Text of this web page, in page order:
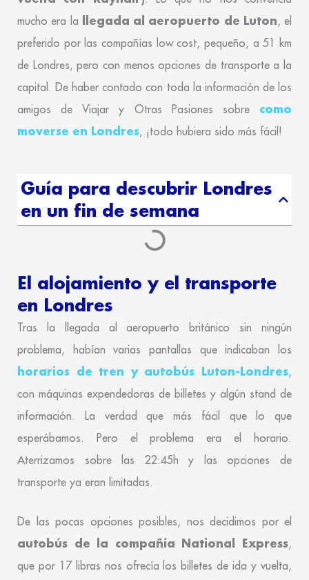
mucho era la
llegada al aeropuerto de Luton, el
preferido por las compañías low cost, pequeño, a 51 km
de Londres, pero con menos opciones de transporte a la
capital. De haber contado con toda la información de los
amigos de Viajar y Otras Pasiones sobre como
moverse en Londres, ¡todo hubiera sido más fácil!
Guía para descubrir Londres
en un fin de semana
El alojamiento y el transporte
en Londres
Tras la llegada al aeropuerto británico sin ningún
problema, habían varias pantallas que indicaban los
horarios de tren y autobús Luton-Londres,
con máquinas expendedoras de billetes y algún stand de
información. La verdad que más fácil que lo que
esperábamos. Pero el problema era el horario.
Aterrizamos sobre las 22:45h y las opciones de
transporte ya eran limitadas.
De las pocas opciones posibles, nos decidimos por el
autobús de la compañía National Express,
que por 17 libras nos ofrecía los billetes de ida y vuelta,